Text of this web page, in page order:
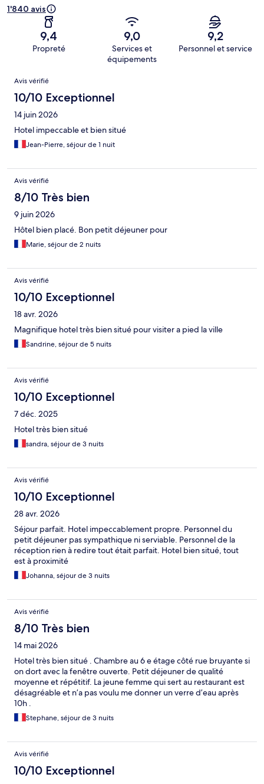
1'840 avis
9,4
Propreté
9,0
Services et
équipements
9,2
Personnel et service
Avis
Avis vérifié
10/10 Exceptionnel
14 juin 2026
Hotel impeccable et bien situé
Jean-Pierre, séjour de 1 nuit
Avis vérifié
8/10 Très bien
9 juin 2026
Hôtel bien placé. Bon petit déjeuner pour
Marie, séjour de 2 nuits
Avis vérifié
10/10 Exceptionnel
18 avr. 2026
Magnifique hotel très bien situé pour visiter a pied la ville
Sandrine, séjour de 5 nuits
Avis vérifié
10/10 Exceptionnel
7 déc. 2025
Hotel très bien situé
sandra, séjour de 3 nuits
Avis vérifié
10/10 Exceptionnel
28 avr. 2026
Séjour parfait. Hotel impeccablement propre. Personnel du
petit déjeuner pas sympathique ni serviable. Personnel de la
réception rien à redire tout était parfait. Hotel bien situé, tout
est à proximité
Johanna, séjour de 3 nuits
Avis vérifié
8/10 Très bien
14 mai 2026
Hotel très bien situé . Chambre au 6 e étage côté rue bruyante si
on dort avec la fenêtre ouverte. Petit déjeuner de qualité
moyenne et répétitif. La jeune femme qui sert au restaurant est
désagréable et n’a pas voulu me donner un verre d’eau après
10h .
Stephane, séjour de 3 nuits
Avis vérifié
10/10 Exceptionnel